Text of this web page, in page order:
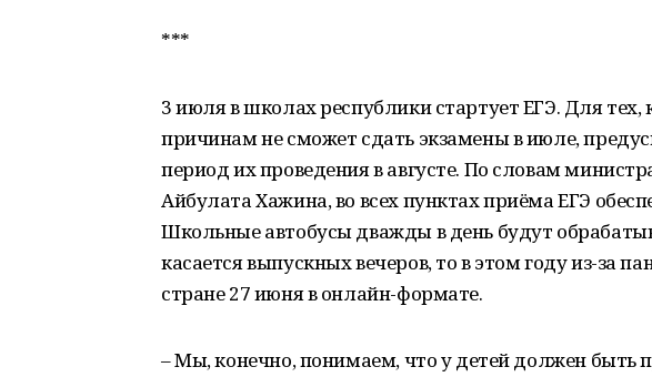
***
3 июля в школах республики стартует ЕГЭ. Для
причинам не сможет сдать экзамены в июле,
период их проведения в августе. По словам
Айбулата Хажина, во всех пунктах приёма ЕГЭ
Школьные автобусы дважды в день будут
касается выпускных вечеров, то в этом году из-за
стране 27 июня в онлайн-формате.
– Мы, конечно, понимаем, что у детей должен быть